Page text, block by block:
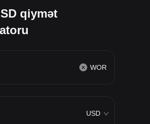
qiymət
WOR
USD